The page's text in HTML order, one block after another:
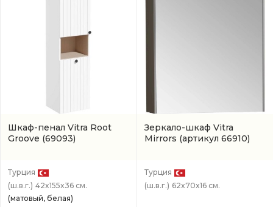
Шкаф-пенал Vitra Root
Groove (69093)
Турция
(ш.в.г.) 42x155x36 см.
(матовый, белая)
Зеркало-шкаф Vitra
Mirrors (артикул 66910)
Турция
(ш.в.г.) 62x70x16 см.